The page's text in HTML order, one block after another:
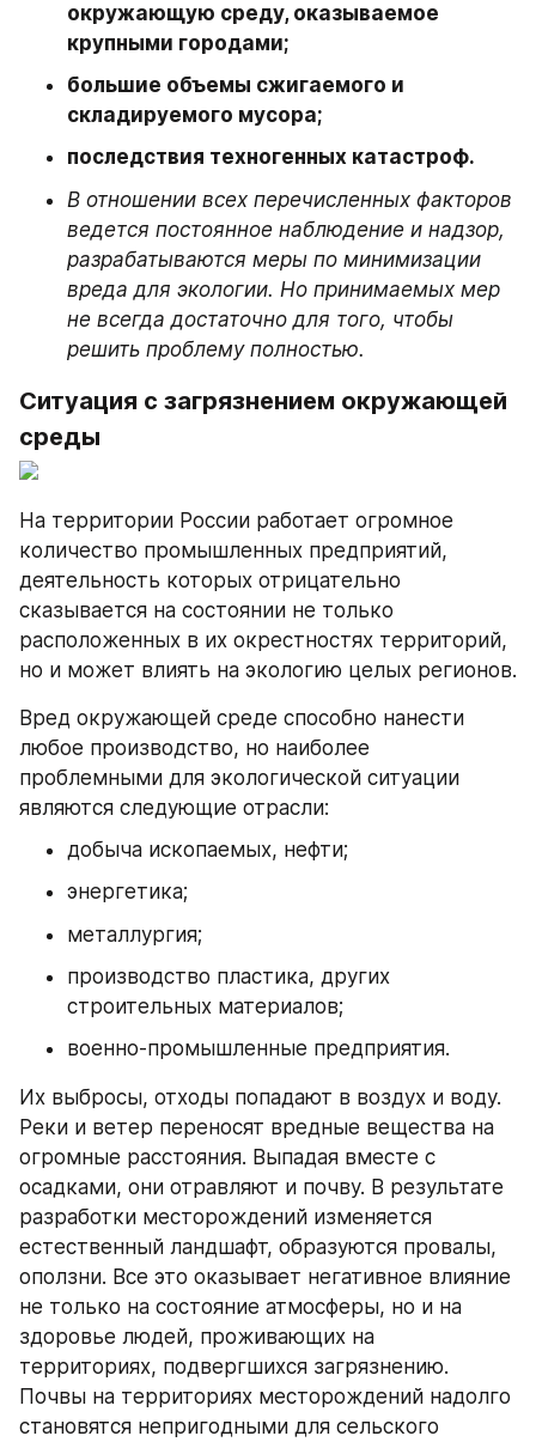
окружающую среду, оказываемое
крупными городами;
большие объемы сжигаемого и
складируемого мусора;
последствия техногенных катастроф.
В отношении всех перечисленных факторов
ведется постоянное наблюдение и надзор,
разрабатываются меры по минимизации
вреда для экологии. Но принимаемых мер
не всегда достаточно для того, чтобы
решить проблему полностью.
Ситуация с загрязнением окружающей
среды
На территории России работает огромное
количество промышленных предприятий,
деятельность которых отрицательно
сказывается на состоянии не только
расположенных в их окрестностях территорий,
но и может влиять на экологию целых регионов.
Вред окружающей среде способно нанести
любое производство, но наиболее
проблемными для экологической ситуации
являются следующие отрасли:
добыча ископаемых, нефти;
энергетика;
металлургия;
производство пластика, других
строительных материалов;
военно-промышленные предприятия.
Их выбросы, отходы попадают в воздух и воду.
Реки и ветер переносят вредные вещества на
огромные расстояния. Выпадая вместе с
осадками, они отравляют и почву. В результате
разработки месторождений изменяется
естественный ландшафт, образуются провалы,
оползни. Все это оказывает негативное влияние
не только на состояние атмосферы, но и на
здоровье людей, проживающих на
территориях, подвергшихся загрязнению.
Почвы на территориях месторождений надолго
становятся непригодными для сельского